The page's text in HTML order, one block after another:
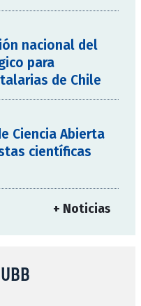
nacional del
para
de Chile
Ciencia Abierta
científicas
+ Noticias